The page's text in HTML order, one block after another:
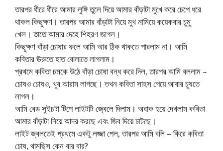
তারপর ধীরে ধীরে আমার লুঙ্গি তুলে দিয়ে আমার বাঁড়াটা মুখে করে চেপে ধরে
থাকল কিছুক্ষণ। তারপর আমার বাঁড়াটা নিয়ে মুখ নামিয়ে কয়েকবার চুমু
খেল। তাতে আমার দেহে শিহরণ জাগল।
কিছুক্ষণ বাঁড়া চোষার ফলে আমি আর ঠিক থাকতে পারলাম না। আমি
কবিতার ঊরুতে হাত বোলাতে লাগলাম।
প্রথমে কবিতা চমকে উঠে বাঁড়া চোষা বন্ধ করে দিল, তারপর আমি বললাম –
চোষও চোষও, খুব আরাম লাগছে। তখন কবিতা সাহস পেয়ে আবার চুষতে
লাগল।
আমি বেড সুইচটা টিপে লাইটটি জ্বেলে দিলাম। অবাক হয়ে দেখলাম কবিতা
আমার বাঁড়াটা নিয়ে আদর করছে এবং জিব দিয়ে চাটছে।
লাইট জ্বলতেই প্রথমে একটু লজ্জা পেল, তারপর আমি বলি – কিরে কবিতা
চোষ, থামছিস কেন বার বার?